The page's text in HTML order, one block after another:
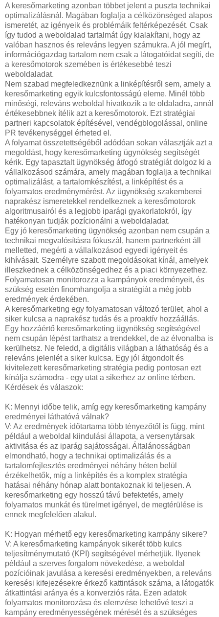
A keresőmarketing azonban többet jelent a puszta technikai
optimalizálásnál. Magában foglalja a célközönséged alapos
ismeretét, az igényeik és problémáik feltérképezését. Csak
így tudod a weboldalad tartalmát úgy kialakítani, hogy az
valóban hasznos és releváns legyen számukra. A jól megírt,
információgazdag tartalom nem csak a látogatóidat segíti, de
a keresőmotorok szemében is értékesebbé teszi
weboldaladat.
Nem szabad megfeledkeznünk a linképítésről sem, amely a
keresőmarketing egyik kulcsfontosságú eleme. Minél több
minőségi, releváns weboldal hivatkozik a te oldaladra, annál
értékesebbnek ítélik azt a keresőmotorok. Ezt stratégiai
partneri kapcsolatok építésével, vendégblogolással, online
PR tevékenységgel érheted el.
A folyamat összetettségéből adódóan sokan választják azt a
megoldást, hogy keresőmarketing ügynökség segítségét
kérik. Egy tapasztalt ügynökség átfogó stratégiát dolgoz ki a
vállalkozásod számára, amely magában foglalja a technikai
optimalizálást, a tartalomkészítést, a linképítést és a
folyamatos eredménymérést. Az ügynökség szakemberei
naprakész ismeretekkel rendelkeznek a keresőmotorok
algoritmusairól és a legjobb iparági gyakorlatokról, így
hatékonyan tudják pozícionálni a weboldaladat.
Egy jó keresőmarketing ügynökség azonban nem csupán a
technikai megvalósításra fókuszál, hanem partnerként áll
melletted, megérti a vállalkozásod egyedi igényeit és
kihívásait. Személyre szabott megoldásokat kínál, amelyek
illeszkednek a célközönségedhez és a piaci környezethez.
Folyamatosan monitorozza a kampányok eredményeit, és
szükség esetén finomhangolja a stratégiát a még jobb
eredmények érdekében.
A keresőmarketing egy folyamatosan változó terület, ahol a
siker kulcsa a naprakész tudás és a proaktív hozzáállás.
Egy hozzáértő keresőmarketing ügynökség segítségével
nem csupán lépést tarthatsz a trendekkel, de az élvonalba is
kerülhetsz. Ne feledd, a digitális világban a láthatóság és a
releváns jelenlét a siker kulcsa. Egy jól átgondolt és
kivitelezett keresőmarketing stratégia pedig pontosan ezt
kínálja számodra - egy utat a sikerhez az online térben.
Kérdések és válaszok:
K: Mennyi időbe telik, amíg egy keresőmarketing kampány
eredményei láthatóvá válnak?
V: Az eredmények időtartama több tényezőtől is függ, mint
például a weboldal kiindulási állapota, a versenytársak
aktivitása és az iparág sajátosságai. Általánosságban
elmondható, hogy a technikai optimalizálás és a
tartalomfejlesztés eredményei néhány héten belül
érzékelhetők, míg a linképítés és a komplex stratégia
hatásai néhány hónap alatt bontakoznak ki teljesen. A
keresőmarketing egy hosszú távú befektetés, amely
folyamatos munkát és türelmet igényel, de megtérülése is
ennek megfelelően alakul.
K: Hogyan mérhető egy keresőmarketing kampány sikere?
V: A keresőmarketing kampányok sikerét több kulcs
teljesítménymutató (KPI) segítségével mérhetjük. Ilyenek
például a szerves forgalom növekedése, a weboldal
pozícióinak javulása a keresési eredményekben, a releváns
keresési kifejezésekre érkező kattintások száma, a látogatók
átkattintási aránya és a konverziós ráta. Ezen adatok
folyamatos monitorozása és elemzése lehetővé teszi a
kampány eredményességének mérését és a szükséges